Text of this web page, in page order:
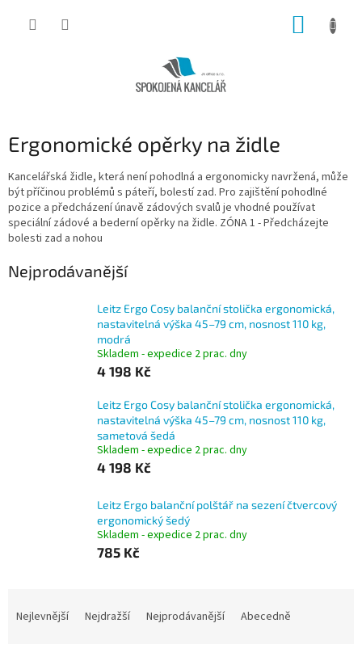
Ergonomické opěrky na židle
Kancelářská židle, která není pohodlná a ergonomicky navržená, může
být příčinou problémů s páteří, bolestí zad. Pro zajištění pohodlné
pozice a předcházení únavě zádových svalů je vhodné používat
speciální zádové a bederní opěrky na židle. ZÓNA 1 - Předcházejte
bolesti zad a nohou
Nejprodávanější
Leitz Ergo Cosy balanční stolička ergonomická,
nastavitelná výška 45–79 cm, nosnost 110 kg,
modrá
Skladem - expedice 2 prac. dny
4 198 Kč
Leitz Ergo Cosy balanční stolička ergonomická,
nastavitelná výška 45–79 cm, nosnost 110 kg,
sametová šedá
Skladem - expedice 2 prac. dny
4 198 Kč
Leitz Ergo balanční polštář na sezení čtvercový
ergonomický šedý
Skladem - expedice 2 prac. dny
785 Kč
Nejlevnější Nejdražší Nejprodávanější Abecedně